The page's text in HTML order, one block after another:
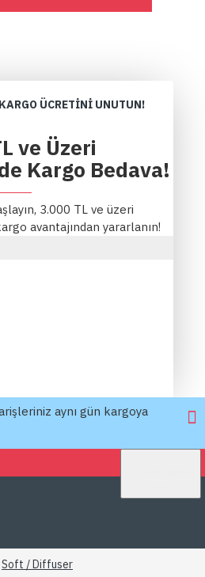
ÜCRETINI UNUTUN!
ve Üzeri
Kargo Bedava!
3.000 TL ve üzeri
avantajından yararlanın!
aynı gün kargoya
Soft / Diffuser